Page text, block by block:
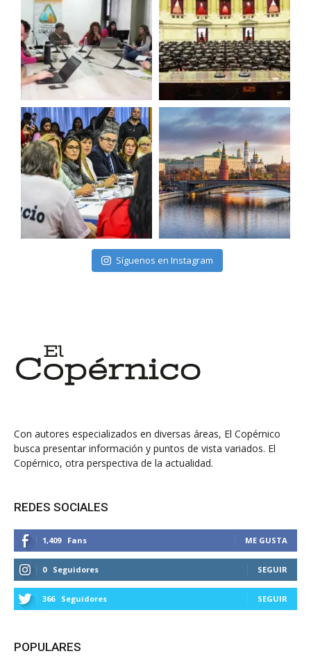
Síguenos en Instagram
Con autores especializados en diversas áreas, El Copérnico
busca presentar información y puntos de vista variados. El
Copérnico, otra perspectiva de la actualidad.
REDES SOCIALES
1,409 Fans ME GUSTA
0 Seguidores SEGUIR
366 Seguidores SEGUIR
POPULARES